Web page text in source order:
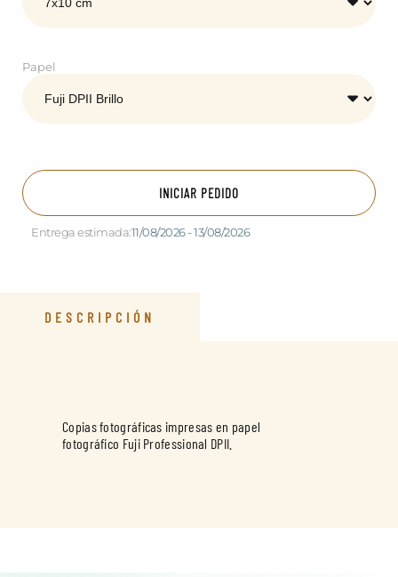
Papel
INICIAR PEDIDO
Entrega estimada:11/08/2026 - 13/08/2026
DESCRIPCIÓN
Copias fotográficas impresas en papel